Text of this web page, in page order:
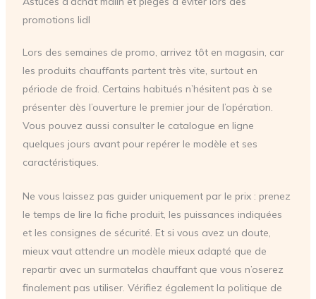
promotions lidl
Lors des semaines de promo, arrivez tôt en magasin, car
les produits chauffants partent très vite, surtout en
période de froid. Certains habitués n’hésitent pas à se
présenter dès l’ouverture le premier jour de l’opération.
Vous pouvez aussi consulter le catalogue en ligne
quelques jours avant pour repérer le modèle et ses
caractéristiques.
Ne vous laissez pas guider uniquement par le prix : prenez
le temps de lire la fiche produit, les puissances indiquées
et les consignes de sécurité. Et si vous avez un doute,
mieux vaut attendre un modèle mieux adapté que de
repartir avec un surmatelas chauffant que vous n’oserez
finalement pas utiliser. Vérifiez également la politique de